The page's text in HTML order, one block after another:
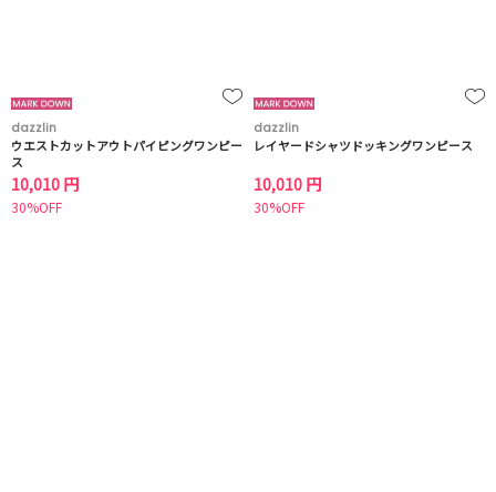
dazzlin
ウエストカットアウトパイピングワンピー
ス
10,010 円
30%OFF
dazzlin
レイヤードシャツドッキングワンピース
10,010 円
30%OFF